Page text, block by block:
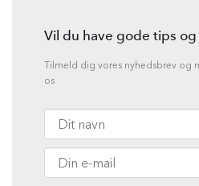
Vil du have gode tips og
Tilmeld dig vores nyhedsbrev og
os